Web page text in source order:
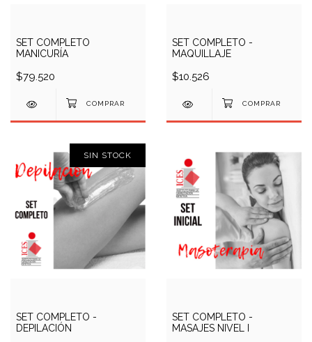
SET COMPLETO
MANICURÍA
$79.520
SET COMPLETO -
MAQUILLAJE
$10.526
SIN STOCK
SET COMPLETO -
DEPILACIÓN
SET COMPLETO -
MASAJES NIVEL I